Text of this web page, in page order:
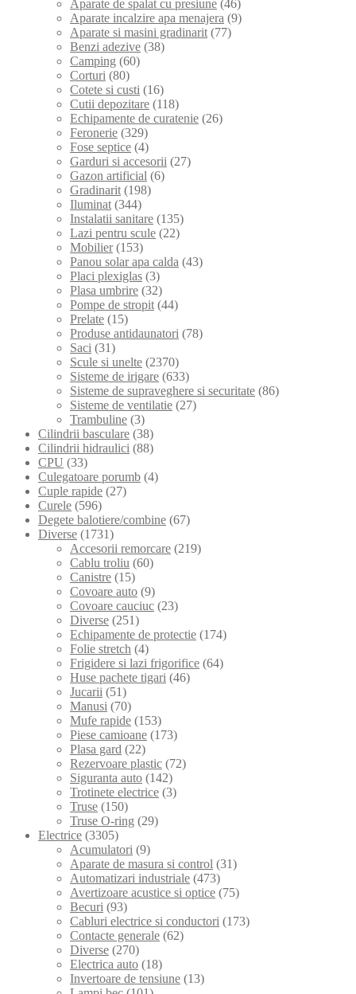
Aparate de spalat cu presiune (46)
Aparate incalzire apa menajera (9)
Aparate si masini gradinarit (77)
Benzi adezive (38)
Camping (60)
Corturi (80)
Cotete si custi (16)
Cutii depozitare (118)
Echipamente de curatenie (26)
Feronerie (329)
Fose septice (4)
Garduri si accesorii (27)
Gazon artificial (6)
Gradinarit (198)
Iluminat (344)
Instalatii sanitare (135)
Lazi pentru scule (22)
Mobilier (153)
Panou solar apa calda (43)
Placi plexiglas (3)
Plasa umbrire (32)
Pompe de stropit (44)
Prelate (15)
Produse antidaunatori (78)
Saci (31)
Scule si unelte (2370)
Sisteme de irigare (633)
Sisteme de supraveghere si securitate (86)
Sisteme de ventilatie (27)
Trambuline (3)
Cilindrii basculare (38)
Cilindrii hidraulici (88)
CPU (33)
Culegatoare porumb (4)
Cuple rapide (27)
Curele (596)
Degete balotiere/combine (67)
Diverse (1731)
Accesorii remorcare (219)
Cablu troliu (60)
Canistre (15)
Covoare auto (9)
Covoare cauciuc (23)
Diverse (251)
Echipamente de protectie (174)
Folie stretch (4)
Frigidere si lazi frigorifice (64)
Huse pachete tigari (46)
Jucarii (51)
Manusi (70)
Mufe rapide (153)
Piese camioane (173)
Plasa gard (22)
Rezervoare plastic (72)
Siguranta auto (142)
Trotinete electrice (3)
Truse (150)
Truse O-ring (29)
Electrice (3305)
Acumulatori (9)
Aparate de masura si control (31)
Automatizari industriale (473)
Avertizoare acustice si optice (75)
Becuri (93)
Cabluri electrice si conductori (173)
Contacte generale (62)
Diverse (270)
Electrica auto (18)
Invertoare de tensiune (13)